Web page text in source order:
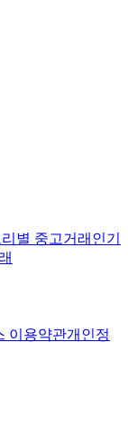
별 중고거래 인기
이용약관개인정